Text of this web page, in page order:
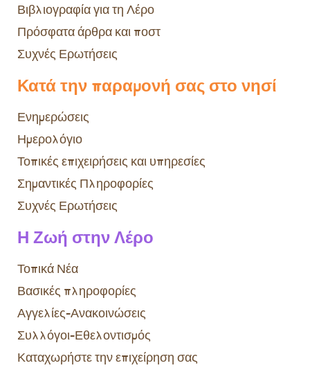
Βιβλιογραφία για τη Λέρο
Πρόσφατα άρθρα και ποστ
Συχνές Ερωτήσεις
Κατά την παραμονή σας στο νησί
Ενημερώσεις
Ημερολόγιο
Τοπικές επιχειρήσεις και υπηρεσίες
Σημαντικές Πληροφορίες
Συχνές Ερωτήσεις
Η Ζωή στην Λέρο
Τοπικά Νέα
Βασικές πληροφορίες
Αγγελίες-Ανακοινώσεις
Συλλόγοι-Εθελοντισμός
Καταχωρήστε την επιχείρηση σας